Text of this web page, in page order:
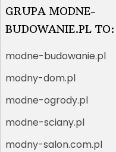
GRUPA MODNE-
BUDOWANIE.PL TO:
modne-budowanie.pl
modny-dom.pl
modne-ogrody.pl
modne-sciany.pl
modny-salon.com.pl